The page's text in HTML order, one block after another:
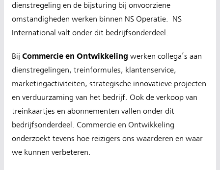
dienstregeling en de bijsturing bij onvoorziene
omstandigheden werken binnen NS Operatie. NS
International valt onder dit bedrijfsonderdeel.
Bij Commercie en Ontwikkeling werken collega’s aan
dienstregelingen, treinformules, klantenservice,
marketingactiviteiten, strategische innovatieve projecten
en verduurzaming van het bedrijf. Ook de verkoop van
treinkaartjes en abonnementen vallen onder dit
bedrijfsonderdeel. Commercie en Ontwikkeling
onderzoekt tevens hoe reizigers ons waarderen en waar
we kunnen verbeteren.